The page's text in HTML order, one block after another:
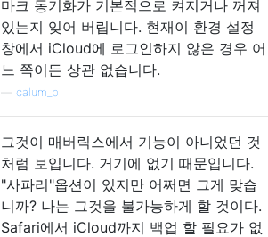
마크 동기화가 기본적으로 켜지거나 꺼져
있는지 잊어 버립니다. 현재이 환경 설정
창에서 iCloud에 로그인하지 않은 경우 어
느 쪽이든 상관 없습니다.
calum_b
그것이 매버릭스에서 기능이 아니었던 것
처럼 보입니다. 거기에 없기 때문입니다.
"사파리"옵션이 있지만 어쩌면 그게 맞습
니까? 나는 그것을 불가능하게 할 것이다.
Safari에서 iCloud까지 백업 할 필요가 없